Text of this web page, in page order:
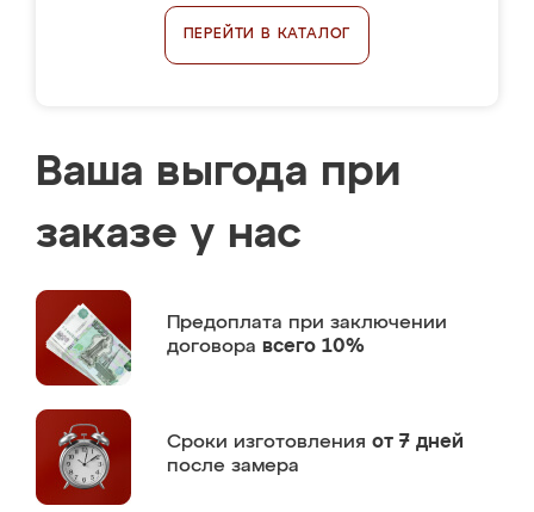
ПЕРЕЙТИ В КАТАЛОГ
Ваша выгода при
заказе у нас
Предоплата при заключении
договора всего 10%
Сроки изготовления от 7 дней
после замера